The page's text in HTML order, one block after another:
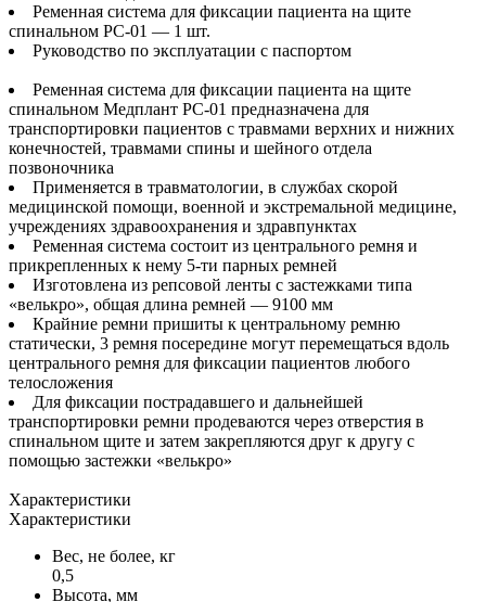
Ременная система для фиксации пациента на щите
спинальном РС-01 — 1 шт.
Руководство по эксплуатации с паспортом
Ременная система для фиксации пациента на щите
спинальном Медплант РС-01 предназначена для
транспортировки пациентов с травмами верхних и нижних
конечностей, травмами спины и шейного отдела
позвоночника
Применяется в травматологии, в службах скорой
медицинской помощи, военной и экстремальной медицине,
учреждениях здравоохранения и здравпунктах
Ременная система состоит из центрального ремня и
прикрепленных к нему 5-ти парных ремней
Изготовлена из репсовой ленты с застежками типа
«велькро», общая длина ремней — 9100 мм
Крайние ремни пришиты к центральному ремню
статически, 3 ремня посередине могут перемещаться вдоль
центрального ремня для фиксации пациентов любого
телосложения
Для фиксации пострадавшего и дальнейшей
транспортировки ремни продеваются через отверстия в
спинальном щите и затем закрепляются друг к другу с
помощью застежки «велькро»
Характеристики
Характеристики
Вес, не более, кг
0,5
Высота, мм